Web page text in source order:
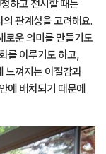
하고 전시할 때는
관계성을 고려해요.
로운 의미를 만들기도
를 이루기도 하고,
느껴지는 이질감과
에 배치되기 때문에